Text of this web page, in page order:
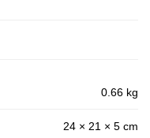
0.66 kg
24 × 21 × 5 cm